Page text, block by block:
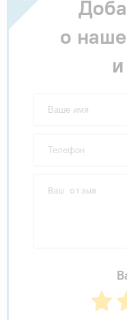
о